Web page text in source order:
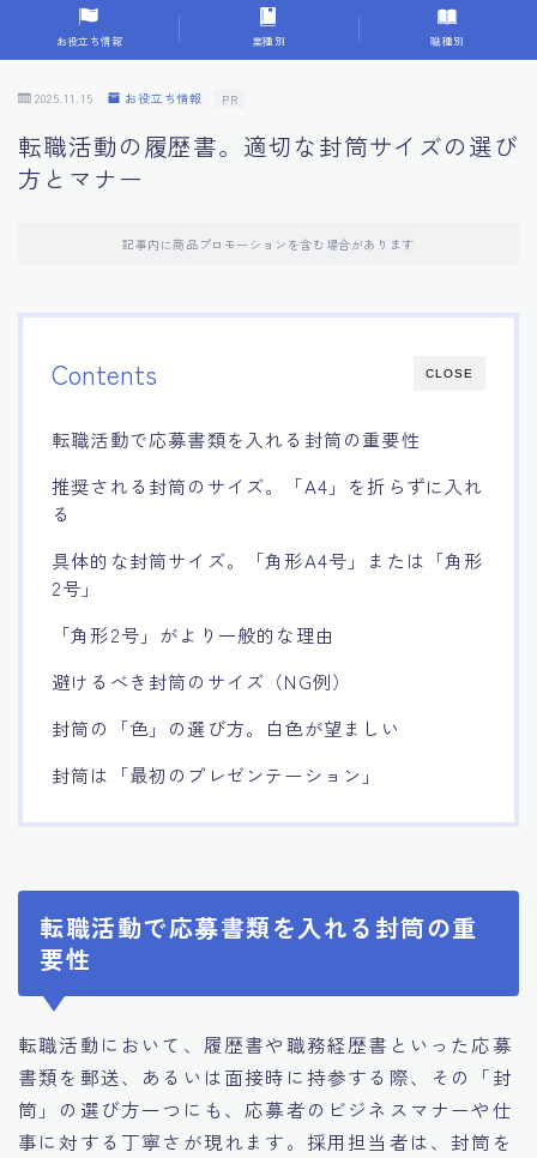
9.転職成功者の事例分析とアドバイス
10.面接官に好印象を与える方法
11.キャリアアップを目指す人の応募書類
14.デジタル化やAIの進化がもたらす影響
お役立ち情報 業種別 職種別
2025.11.15 お役立ち情報 PR
転職活動の履歴書。適切な封筒サイズの選び
方とマナー
記事内に商品プロモーションを含む場合があります
CLOSE
Contents
転職活動で応募書類を入れる封筒の重要性
推奨される封筒のサイズ。「A4」を折らずに入れ
る
具体的な封筒サイズ。「角形A4号」または「角形
2号」
「角形2号」がより一般的な理由
避けるべき封筒のサイズ（NG例）
封筒の「色」の選び方。白色が望ましい
封筒は「最初のプレゼンテーション」
転職活動で応募書類を入れる封筒の重
要性
転職活動において、履歴書や職務経歴書といった応募
書類を郵送、あるいは面接時に持参する際、その「封
筒」の選び方一つにも、応募者のビジネスマナーや仕
事に対する丁寧さが現れます。採用担当者は、封筒を